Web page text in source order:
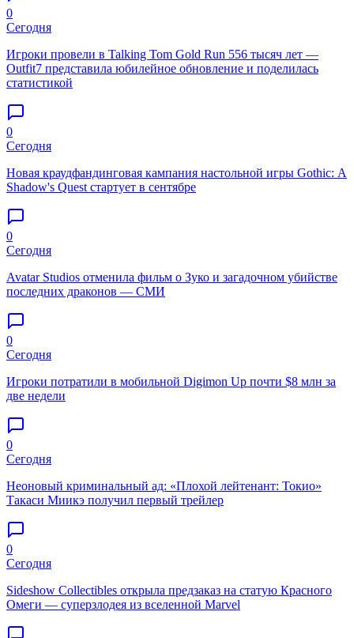
0
Сегодня
Игроки провели в Talking Tom Gold Run 556 тысяч лет —
Outfit7 представила юбилейное обновление и поделилась
статистикой
0
Сегодня
Новая краудфандинговая кампания настольной игры Gothic: A
Shadow's Quest стартует в сентябре
0
Сегодня
Avatar Studios отменила фильм о Зуко и загадочном убийстве
последних драконов — СМИ
0
Сегодня
Игроки потратили в мобильной Digimon Up почти $8 млн за
две недели
0
Сегодня
Неоновый криминальный ад: «Плохой лейтенант: Токио»
Такаси Миикэ получил первый трейлер
0
Сегодня
Sideshow Collectibles открыла предзаказ на статую Красного
Омеги — суперзлодея из вселенной Marvel